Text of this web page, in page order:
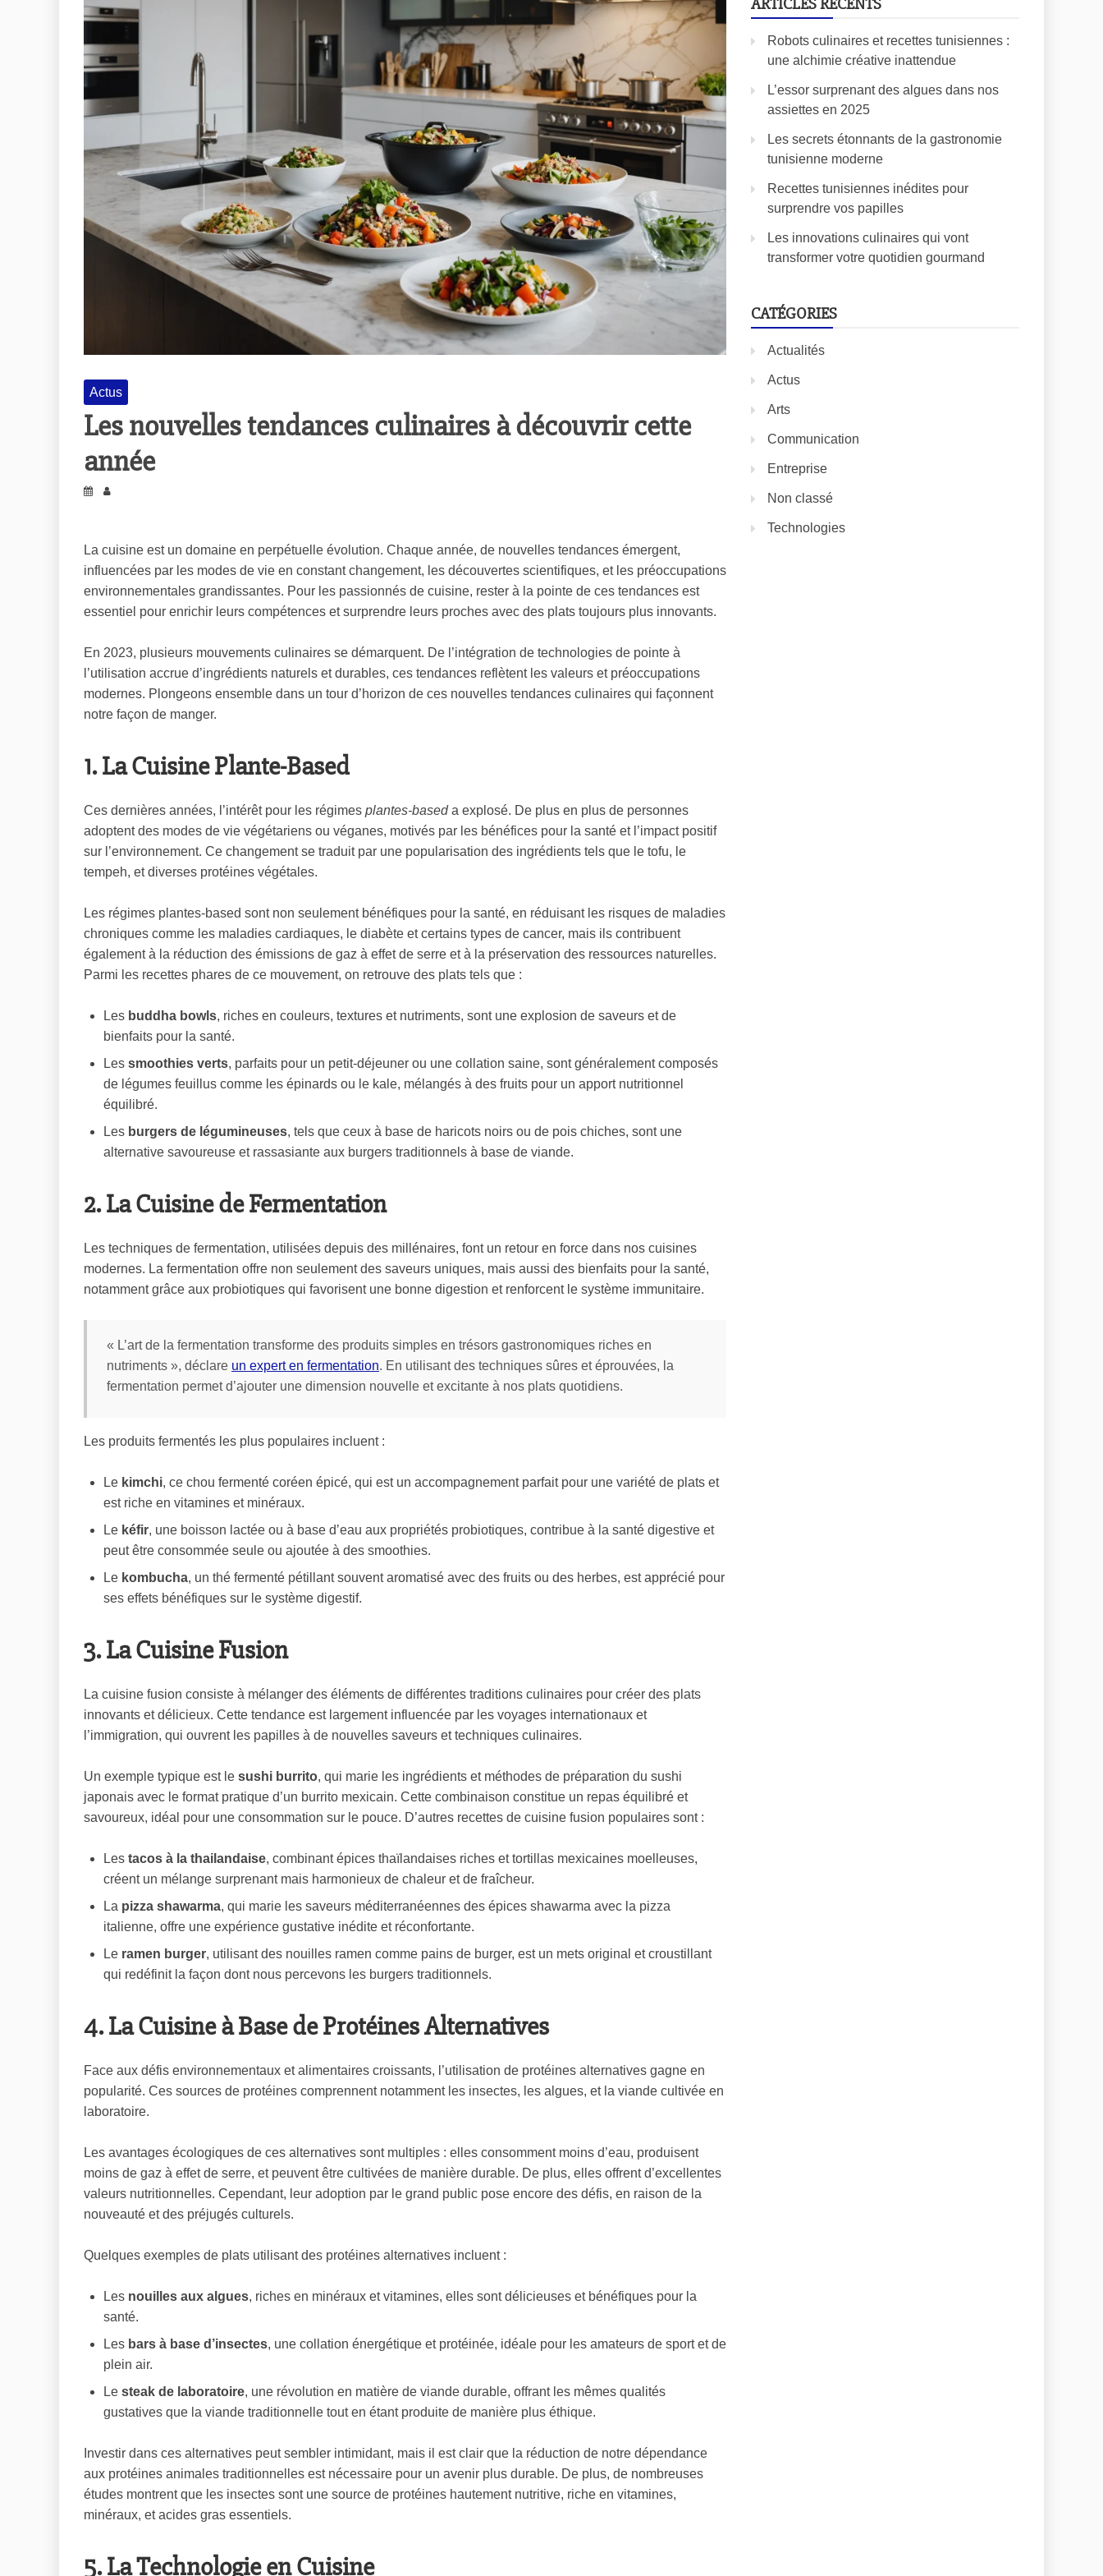
Actus
Les nouvelles tendances culinaires à découvrir cette
année
La cuisine est un domaine en perpétuelle évolution. Chaque année, de nouvelles tendances émergent,
influencées par les modes de vie en constant changement, les découvertes scientifiques, et les préoccupations
environnementales grandissantes. Pour les passionnés de cuisine, rester à la pointe de ces tendances est
essentiel pour enrichir leurs compétences et surprendre leurs proches avec des plats toujours plus innovants.
En 2023, plusieurs mouvements culinaires se démarquent. De l’intégration de technologies de pointe à
l’utilisation accrue d’ingrédients naturels et durables, ces tendances reflètent les valeurs et préoccupations
modernes. Plongeons ensemble dans un tour d’horizon de ces nouvelles tendances culinaires qui façonnent
notre façon de manger.
1. La Cuisine Plante-Based
Ces dernières années, l’intérêt pour les régimes plantes-baseda explosé. De plus en plus de personnes
adoptent des modes de vie végétariens ou véganes, motivés par les bénéfices pour la santé et l’impact positif
sur l’environnement. Ce changement se traduit par une popularisation des ingrédients tels que le tofu, le
tempeh, et diverses protéines végétales.
Les régimes plantes-based sont non seulement bénéfiques pour la santé, en réduisant les risques de maladies
chroniques comme les maladies cardiaques, le diabète et certains types de cancer, mais ils contribuent
également à la réduction des émissions de gaz à effet de serre et à la préservation des ressources naturelles.
Parmi les recettes phares de ce mouvement, on retrouve des plats tels que :
Les buddha bowls, riches en couleurs, textures et nutriments, sont une explosion de saveurs et de
bienfaits pour la santé.
Les smoothies verts, parfaits pour un petit-déjeuner ou une collation saine, sont généralement composés
de légumes feuillus comme les épinards ou le kale, mélangés à des fruits pour un apport nutritionnel
équilibré.
Les burgers de légumineuses, tels que ceux à base de haricots noirs ou de pois chiches, sont une
alternative savoureuse et rassasiante aux burgers traditionnels à base de viande.
2. La Cuisine de Fermentation
Les techniques de fermentation, utilisées depuis des millénaires, font un retour en force dans nos cuisines
modernes. La fermentation offre non seulement des saveurs uniques, mais aussi des bienfaits pour la santé,
notamment grâce aux probiotiques qui favorisent une bonne digestion et renforcent le système immunitaire.
« L’art de la fermentation transforme des produits simples en trésors gastronomiques riches en
nutriments », déclare un expert en fermentation. En utilisant des techniques sûres et éprouvées, la
fermentation permet d’ajouter une dimension nouvelle et excitante à nos plats quotidiens.
Les produits fermentés les plus populaires incluent :
Le kimchi, ce chou fermenté coréen épicé, qui est un accompagnement parfait pour une variété de plats et
est riche en vitamines et minéraux.
Le kéfir, une boisson lactée ou à base d’eau aux propriétés probiotiques, contribue à la santé digestive et
peut être consommée seule ou ajoutée à des smoothies.
Le kombucha, un thé fermenté pétillant souvent aromatisé avec des fruits ou des herbes, est apprécié pour
ses effets bénéfiques sur le système digestif.
3. La Cuisine Fusion
La cuisine fusion consiste à mélanger des éléments de différentes traditions culinaires pour créer des plats
innovants et délicieux. Cette tendance est largement influencée par les voyages internationaux et
l’immigration, qui ouvrent les papilles à de nouvelles saveurs et techniques culinaires.
Un exemple typique est le sushi burrito, qui marie les ingrédients et méthodes de préparation du sushi
japonais avec le format pratique d’un burrito mexicain. Cette combinaison constitue un repas équilibré et
savoureux, idéal pour une consommation sur le pouce. D’autres recettes de cuisine fusion populaires sont :
Les tacos à la thailandaise, combinant épices thaïlandaises riches et tortillas mexicaines moelleuses,
créent un mélange surprenant mais harmonieux de chaleur et de fraîcheur.
La pizza shawarma, qui marie les saveurs méditerranéennes des épices shawarma avec la pizza
italienne, offre une expérience gustative inédite et réconfortante.
Le ramen burger, utilisant des nouilles ramen comme pains de burger, est un mets original et croustillant
qui redéfinit la façon dont nous percevons les burgers traditionnels.
4. La Cuisine à Base de Protéines Alternatives
Face aux défis environnementaux et alimentaires croissants, l’utilisation de protéines alternatives gagne en
popularité. Ces sources de protéines comprennent notamment les insectes, les algues, et la viande cultivée en
laboratoire.
Les avantages écologiques de ces alternatives sont multiples : elles consomment moins d’eau, produisent
moins de gaz à effet de serre, et peuvent être cultivées de manière durable. De plus, elles offrent d’excellentes
valeurs nutritionnelles. Cependant, leur adoption par le grand public pose encore des défis, en raison de la
nouveauté et des préjugés culturels.
Quelques exemples de plats utilisant des protéines alternatives incluent :
Les nouilles aux algues, riches en minéraux et vitamines, elles sont délicieuses et bénéfiques pour la
santé.
Les bars à base d’insectes, une collation énergétique et protéinée, idéale pour les amateurs de sport et de
plein air.
Le steak de laboratoire, une révolution en matière de viande durable, offrant les mêmes qualités
gustatives que la viande traditionnelle tout en étant produite de manière plus éthique.
Investir dans ces alternatives peut sembler intimidant, mais il est clair que la réduction de notre dépendance
aux protéines animales traditionnelles est nécessaire pour un avenir plus durable. De plus, de nombreuses
études montrent que les insectes sont une source de protéines hautement nutritive, riche en vitamines,
minéraux, et acides gras essentiels.
5. La Technologie en Cuisine
Robots culinaires et recettes tunisiennes :
une alchimie créative inattendue
L’essor surprenant des algues dans nos
assiettes en 2025
Les secrets étonnants de la gastronomie
tunisienne moderne
Recettes tunisiennes inédites pour
surprendre vos papilles
Les innovations culinaires qui vont
transformer votre quotidien gourmand
CATÉGORIES
Actualités
Actus
Arts
Communication
Entreprise
Non classé
Technologies